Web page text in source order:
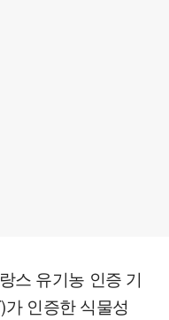
스 유기농 인증 기
인증한 식물성